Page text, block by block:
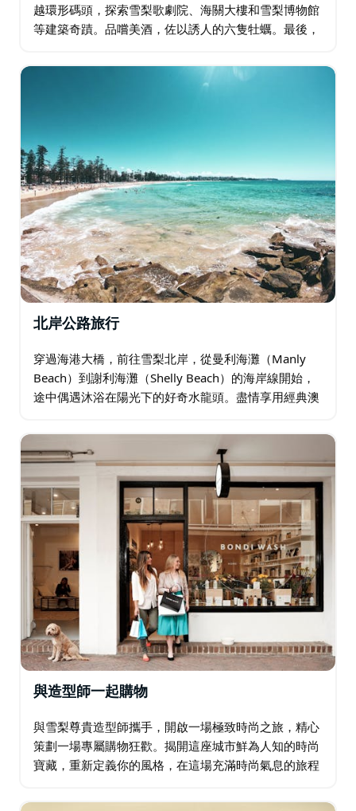
越環形碼頭，探索雪梨歌劇院、海關大樓和雪梨博物館
等建築奇蹟。品嚐美酒，佐以誘人的六隻牡蠣。最後，
句號。此行程完全可定制，確保滿足您的所有觀光願
北岸公路旅行
穿過海港大橋，前往雪梨北岸，從曼利海灘（Manly
Beach）到謝利海灘（Shelly Beach）的海岸線開始，
途中偶遇沐浴在陽光下的好奇水龍頭。盡情享用經典澳
（North Head）…
與造型師一起購物
與雪梨尊貴造型師攜手，開啟一場極致時尚之旅，精心
策劃一場專屬購物狂歡。揭開這座城市鮮為人知的時尚
寶藏，重新定義你的風格，在這場充滿時尚氣息的旅程
探索潮流精品店，打造專屬於你的專屬衣櫥…